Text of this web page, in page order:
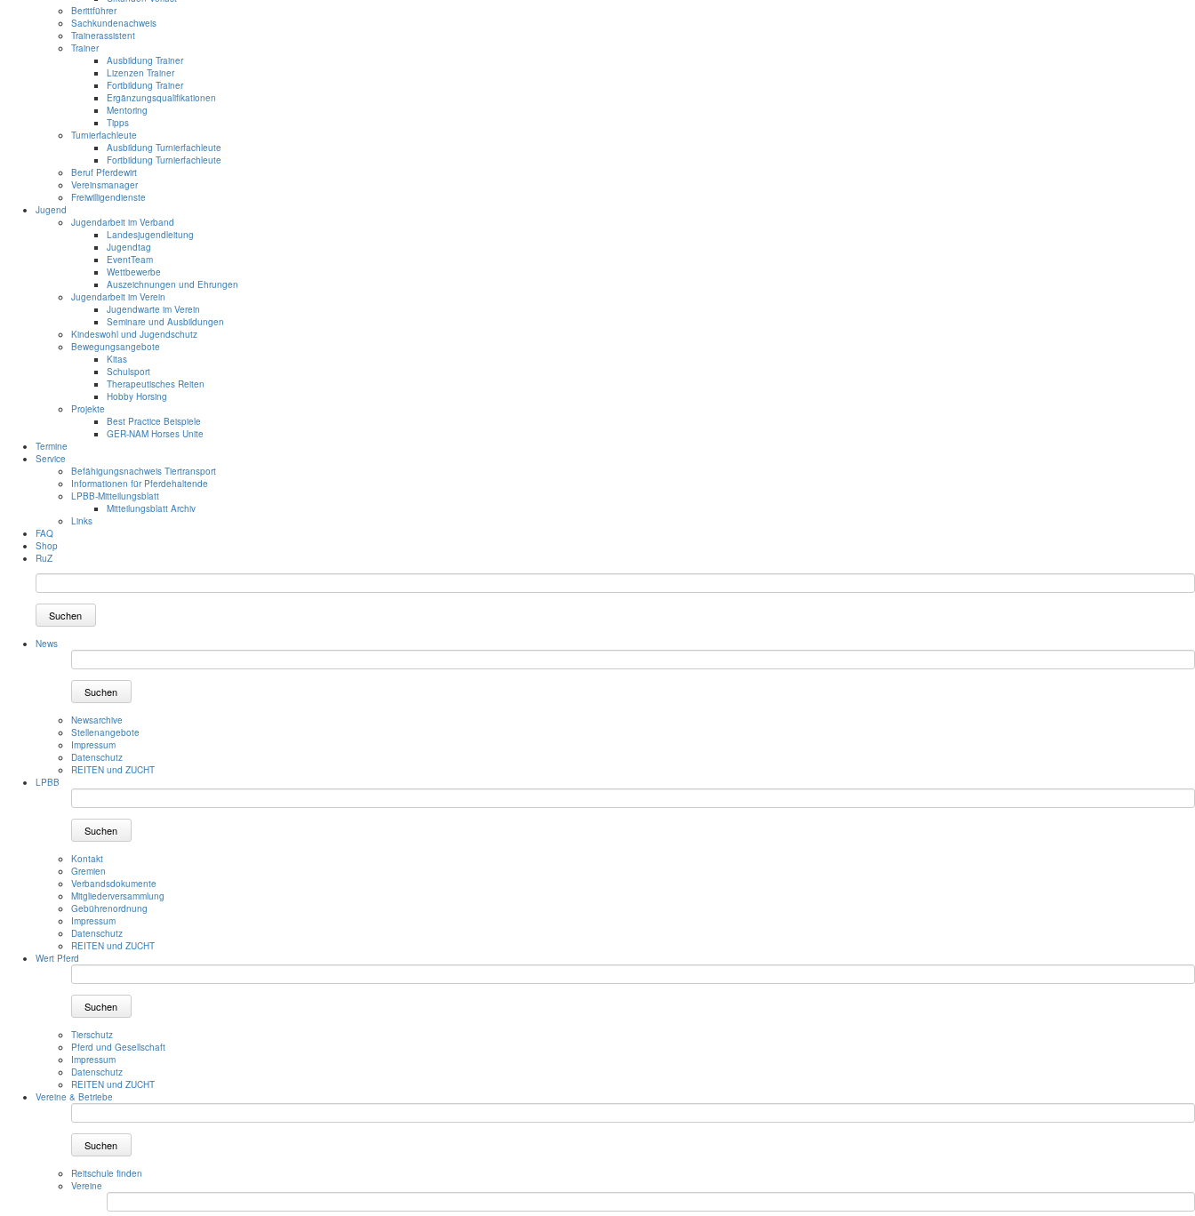
Berittführer
Sachkundenachweis
Trainerassistent
Trainer
Ausbildung Trainer
Lizenzen Trainer
Fortbildung Trainer
Ergänzungsqualifikationen
Mentoring
Tipps
Turnierfachleute
Ausbildung Turnierfachleute
Fortbildung Turnierfachleute
Beruf Pferdewirt
Vereinsmanager
Freiwilligendienste
Jugend
Jugendarbeit im Verband
Landesjugendleitung
Jugendtag
EventTeam
Wettbewerbe
Auszeichnungen und Ehrungen
Jugendarbeit im Verein
Jugendwarte im Verein
Seminare und Ausbildungen
Kindeswohl und Jugendschutz
Bewegungsangebote
Kitas
Schulsport
Therapeutisches Reiten
Hobby Horsing
Projekte
Best Practice Beispiele
GER-NAM Horses Unite
Termine
Service
Befähigungsnachweis Tiertransport
Informationen für Pferdehaltende
LPBB-Mitteilungsblatt
Mitteilungsblatt Archiv
Links
FAQ
Shop
RuZ
Suchen
News
Suchen
Newsarchive
Stellenangebote
Impressum
Datenschutz
REITEN und ZUCHT
LPBB
Suchen
Kontakt
Gremien
Verbandsdokumente
Mitgliederversammlung
Gebührenordnung
Impressum
Datenschutz
REITEN und ZUCHT
Wert Pferd
Suchen
Tierschutz
Pferd und Gesellschaft
Impressum
Datenschutz
REITEN und ZUCHT
Vereine & Betriebe
Suchen
Reitschule finden
Vereine